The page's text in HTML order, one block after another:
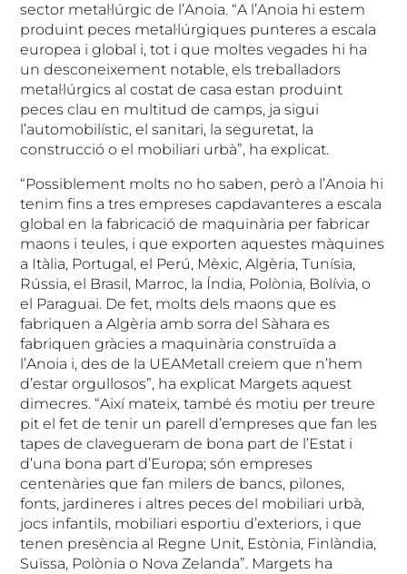
sector metal·lúrgic de l’Anoia. “A l’Anoia hi estem
produint peces metal·lúrgiques punteres a escala
europea i global i, tot i que moltes vegades hi ha
un desconeixement notable, els treballadors
metal·lúrgics al costat de casa estan produint
peces clau en multitud de camps, ja sigui
l’automobilístic, el sanitari, la seguretat, la
construcció o el mobiliari urbà”, ha explicat.
“Possiblement molts no ho saben, però a l’Anoia hi
tenim fins a tres empreses capdavanteres a escala
global en la fabricació de maquinària per fabricar
maons i teules, i que exporten aquestes màquines
a Itàlia, Portugal, el Perú, Mèxic, Algèria, Tunísia,
Rússia, el Brasil, Marroc, la Índia, Polònia, Bolívia, o
el Paraguai. De fet, molts dels maons que es
fabriquen a Algèria amb sorra del Sàhara es
fabriquen gràcies a maquinària construïda a
l’Anoia i, des de la UEAMetall creiem que n’hem
d’estar orgullosos”, ha explicat Margets aquest
dimecres. “Així mateix, també és motiu per treure
pit el fet de tenir un parell d’empreses que fan les
tapes de clavegueram de bona part de l’Estat i
d’una bona part d’Europa; són empreses
centenàries que fan milers de bancs, pilones,
fonts, jardineres i altres peces del mobiliari urbà,
jocs infantils, mobiliari esportiu d’exteriors, i que
tenen presència al Regne Unit, Estònia, Finlàndia,
Suïssa, Polònia o Nova Zelanda”. Margets ha